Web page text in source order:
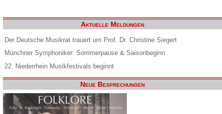
Aktuelle Meldungen
Der Deutsche Musikrat trauert um Prof. Dr. Christine Siegert
Münchner Symphoniker: Sommerpause & Saisonbeginn
22. Niederrhein Musikfestivals beginnt
Neue Besprechungen